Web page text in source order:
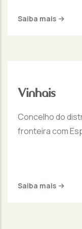
Saiba mais
Vinhais
Concelho do
fronteira com
Saiba mais